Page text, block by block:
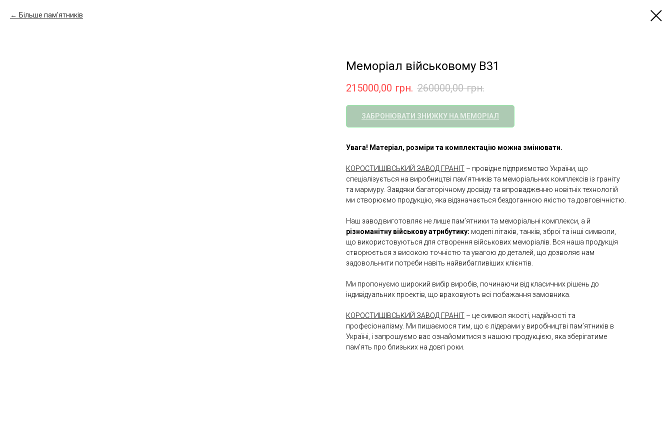
Більше пам'ятників
Меморіал військовому B31
215000,00 грн. 260000,00 грн.
ЗАБРОНЮВАТИ ЗНИЖКУ НА МЕМОРІАЛ
Увага! Матеріал, розміри та комплектацію можна змінювати.
КОРОСТИШІВСЬКИЙ ЗАВОД ГРАНІТ – провідне підприємство України, що
спеціалізується на виробництві пам’ятників та меморіальних комплексів із граніту
та мармуру. Завдяки багаторічному досвіду та впровадженню новітніх технологій
ми створюємо продукцію, яка відзначається бездоганною якістю та довговічністю.
Наш завод виготовляє не лише пам’ятники та меморіальні комплекси, а й
різноманітну військову атрибутику: моделі літаків, танків, зброї та інші символи,
що використовуються для створення військових меморіалів. Вся наша продукція
створюється з високою точністю та увагою до деталей, що дозволяє нам
задовольнити потреби навіть найвибагливіших клієнтів.
Ми пропонуємо широкий вибір виробів, починаючи від класичних рішень до
індивідуальних проектів, що враховують всі побажання замовника.
КОРОСТИШІВСЬКИЙ ЗАВОД ГРАНІТ – це символ якості, надійності та
професіоналізму. Ми пишаємося тим, що є лідерами у виробництві пам’ятників в
Україні, і запрошуємо вас ознайомитися з нашою продукцією, яка зберігатиме
пам'ять про близьких на довгі роки.